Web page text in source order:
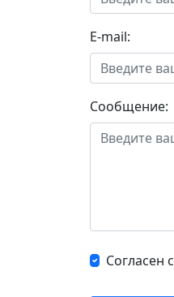
E-mail:
Сообщение:
Согласен с